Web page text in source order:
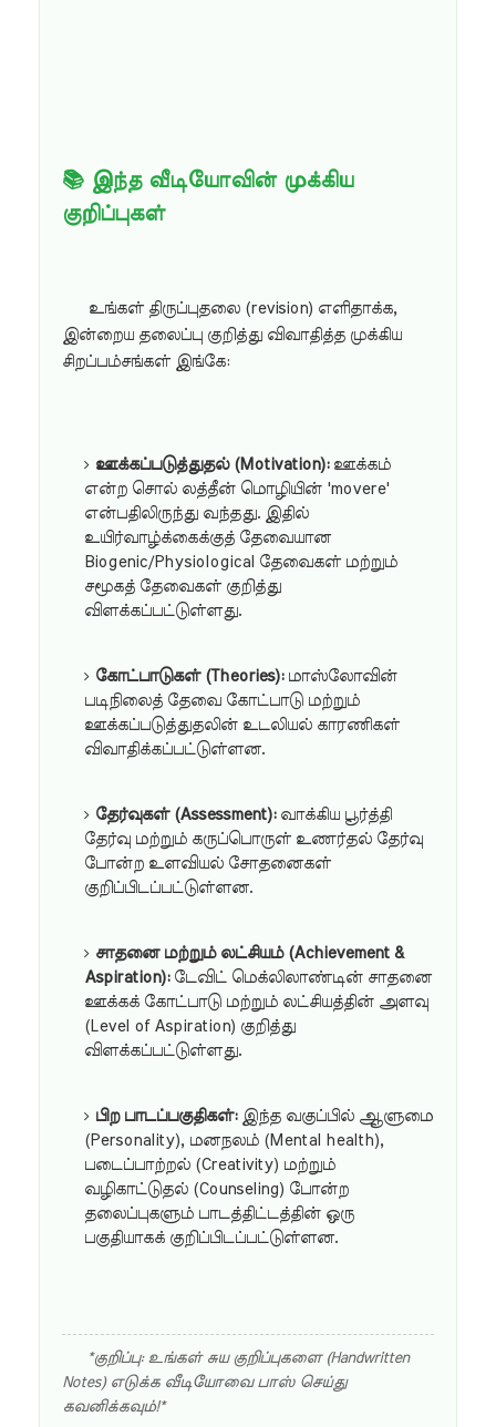
📚 இந்த வீடியோவின் முக்கிய
குறிப்புகள்
உங்கள் திருப்புதலை (revision) எளிதாக்க,
இன்றைய தலைப்பு குறித்து விவாதித்த முக்கிய
சிறப்பம்சங்கள் இங்கே:
ஊக்கப்படுத்துதல் (Motivation):ஊக்கம்
என்ற சொல் லத்தீன் மொழியின் 'movere'
என்பதிலிருந்து வந்தது. இதில்
உயிர்வாழ்க்கைக்குத் தேவையான
Biogenic/Physiological தேவைகள் மற்றும்
சமூகத் தேவைகள் குறித்து
விளக்கப்பட்டுள்ளது.
கோட்பாடுகள் (Theories):மாஸ்லோவின்
படிநிலைத் தேவை கோட்பாடு மற்றும்
ஊக்கப்படுத்துதலின் உடலியல் காரணிகள்
விவாதிக்கப்பட்டுள்ளன.
தேர்வுகள் (Assessment):வாக்கிய பூர்த்தி
தேர்வு மற்றும் கருப்பொருள் உணர்தல் தேர்வு
போன்ற உளவியல் சோதனைகள்
குறிப்பிடப்பட்டுள்ளன.
சாதனை மற்றும் லட்சியம் (Achievement &
Aspiration):டேவிட் மெக்லிலாண்டின் சாதனை
ஊக்கக் கோட்பாடு மற்றும் லட்சியத்தின் அளவு
(Level of Aspiration) குறித்து
விளக்கப்பட்டுள்ளது.
பிற பாடப்பகுதிகள்:இந்த வகுப்பில் ஆளுமை
(Personality), மனநலம் (Mental health),
படைப்பாற்றல் (Creativity) மற்றும்
வழிகாட்டுதல் (Counseling) போன்ற
தலைப்புகளும் பாடத்திட்டத்தின் ஒரு
பகுதியாகக் குறிப்பிடப்பட்டுள்ளன.
*குறிப்பு: உங்கள் சுய குறிப்புகளை (Handwritten
Notes) எடுக்க வீடியோவை பாஸ் செய்து
கவனிக்கவும்!*